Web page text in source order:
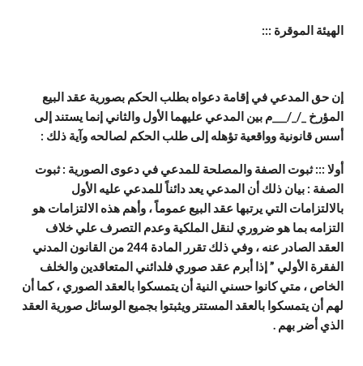
الهيئة الموقرة :::
إن حق المدعي في إقامة دعواه بطلب الحكم بصورية عقد البيع
المؤرخ _/_/___م بين المدعي عليهما الأول والثاني إنما يستند إلى
أسس قانونية وواقعية تؤهله إلى طلب الحكم لصالحه وآية ذلك :
أولا ::: ثبوت الصفة والمصلحة للمدعي في دعوى الصورية : ثبوت
الصفة : بيان ذلك أن المدعي يعد دائناً للمدعي عليه الأول
بالالتزامات التي يرتبها عقد البيع عموماً ، وأهم هذه الالتزامات هو
التزامه بما هو ضروري لنقل الملكية وعدم التصرف علي خلاف
العقد الصادر عنه ، وفي ذلك تقرر المادة 244 من القانون المدني
الفقرة الأولي ” إذا أبرم عقد صوري فلدائني المتعاقدين والخلف
الخاص ، متي كانوا حسني النية أن يتمسكوا بالعقد الصوري ، كما أن
لهم أن يتمسكوا بالعقد المستتر ويثبتوا بجميع الوسائل صورية العقد
الذي أضر بهم .